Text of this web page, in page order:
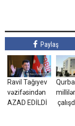
Paylaş
Ravil Tağıyev
vəzifəsindən
AZAD EDİLDİ